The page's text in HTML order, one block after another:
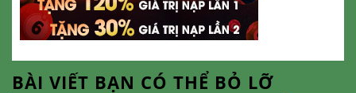
BÀI VIẾT BẠN CÓ THỂ BỎ LỠ